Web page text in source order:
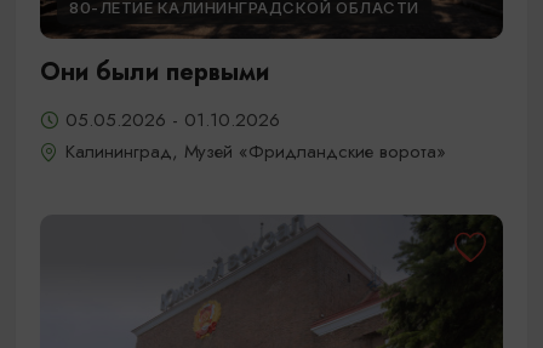
80-ЛЕТИЕ КАЛИНИНГРАДСКОЙ ОБЛАСТИ
Они были первыми
05.05.2026 - 01.10.2026
Калининград, Музей «Фридландские ворота»